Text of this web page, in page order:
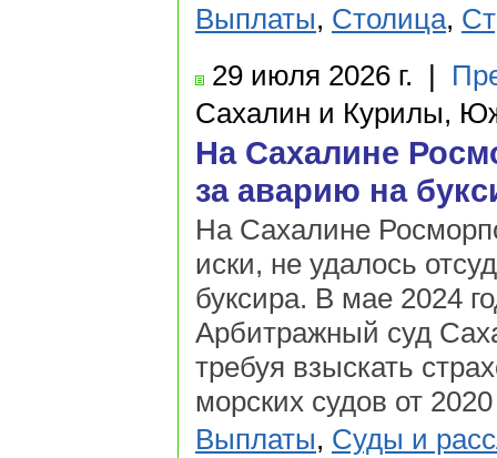
Выплаты, Столица,
29 июля 2026 г. |
Сахалин и Курилы,
На Сахалине
за аварию на
На Сахалине
иски, не удалось
буксира. В мае 2024
Арбитражный суд
требуя взыскать
морских судов от 2020
Выплаты, Суды и